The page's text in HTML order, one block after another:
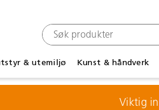
& utemiljø Kunst & håndverk
Viktig